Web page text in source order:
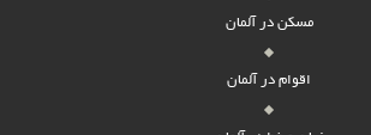
مسکن در آلمان
اقوام در آلمان